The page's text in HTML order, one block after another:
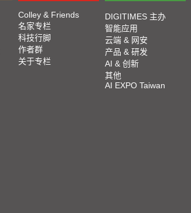
Colley & Friends
名家专栏
科技行脚
作者群
关于专栏
DIGITIMES 主办
智能应用
云端 & 网安
产品 & 研发
AI & 创新
其他
AI EXPO Taiwan